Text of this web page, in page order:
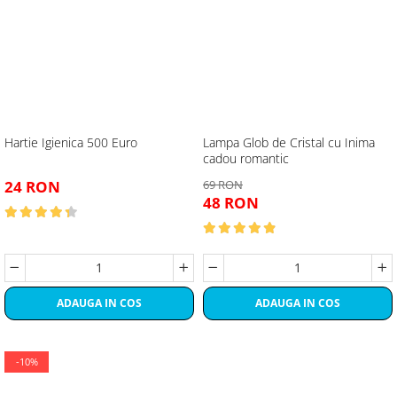
Hartie Igienica 500 Euro
24 RON
ADAUGA IN COS
Lampa Glob de Cristal cu Inima
cadou romantic
69 RON
48 RON
ADAUGA IN COS
-10%